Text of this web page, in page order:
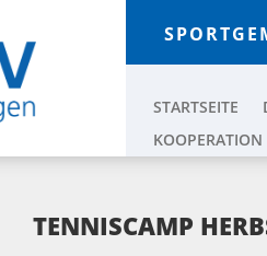
STARTSEITE
KOOPERATION
TENNISCAMP